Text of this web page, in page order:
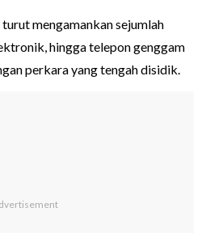
mengamankan sejumlah
hingga telepon genggam
perkara yang tengah disidik.